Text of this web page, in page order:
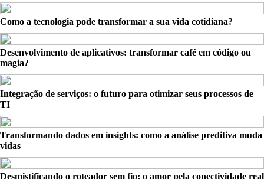
Como a tecnologia pode transformar a sua vida cotidiana?
Desenvolvimento de aplicativos: transformar café em código ou
magia?
Integração de serviços: o futuro para otimizar seus processos de
TI
Transformando dados em insights: como a análise preditiva muda
vidas
Desmistificando o roteador sem fio: o amor pela conectividade real